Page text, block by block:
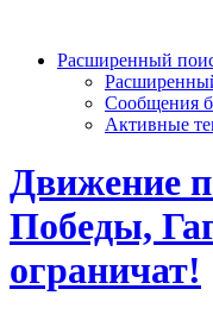
Расширенный
Сообщения
Активные
Движение
Победы,
ограничат!